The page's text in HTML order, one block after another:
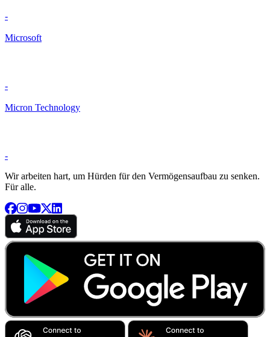
-
Microsoft
-
Micron Technology
-
Wir arbeiten hart, um Hürden für den Vermögensaufbau zu senken.
Für alle.